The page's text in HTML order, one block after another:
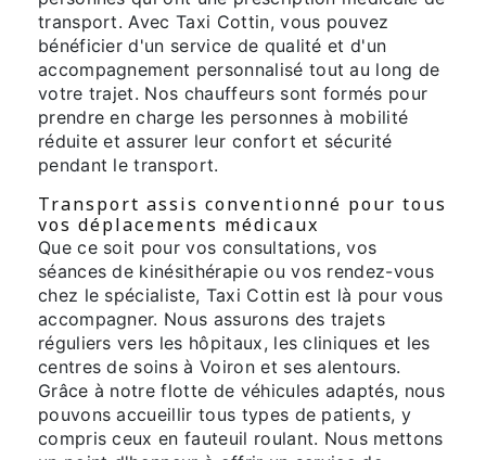
transport. Avec Taxi Cottin, vous pouvez
bénéficier d'un service de qualité et d'un
accompagnement personnalisé tout au long de
votre trajet. Nos chauffeurs sont formés pour
prendre en charge les personnes à mobilité
réduite et assurer leur confort et sécurité
pendant le transport.
Transport assis conventionné pour tous
vos déplacements médicaux
Que ce soit pour vos consultations, vos
séances de kinésithérapie ou vos rendez-vous
chez le spécialiste, Taxi Cottin est là pour vous
accompagner. Nous assurons des trajets
réguliers vers les hôpitaux, les cliniques et les
centres de soins à Voiron et ses alentours.
Grâce à notre flotte de véhicules adaptés, nous
pouvons accueillir tous types de patients, y
compris ceux en fauteuil roulant. Nous mettons